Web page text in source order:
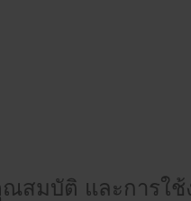
สมบัติ และการใช้